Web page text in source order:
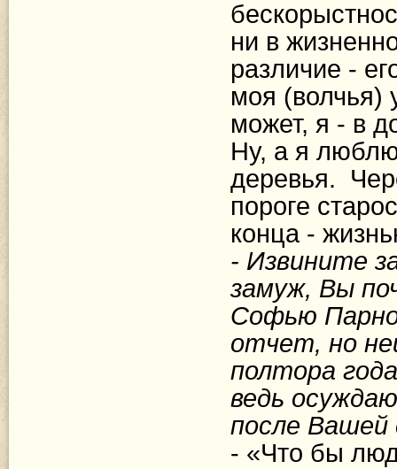
ни в
различие -
моя (волчья)
может, я - в
Ну, а я
деревья.
пороге
конца -
- Извините
замуж, Вы
Софью
отчет, но
полтора
ведь
после
- «Что бы